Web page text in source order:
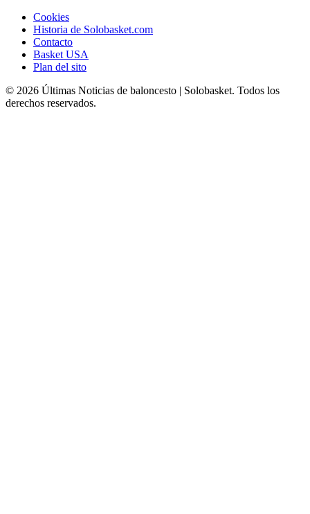
Cookies
Historia de Solobasket.com
Contacto
Basket USA
Plan del sito
© 2026 Últimas Noticias de baloncesto | Solobasket. Todos los
derechos reservados.